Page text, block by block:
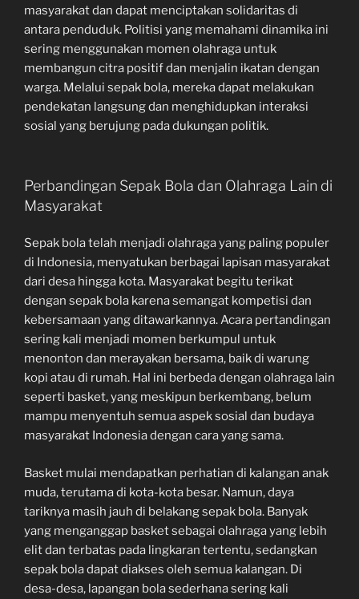
masyarakat dan dapat menciptakan solidaritas di
antara penduduk. Politisi yang memahami dinamika ini
sering menggunakan momen olahraga untuk
membangun citra positif dan menjalin ikatan dengan
warga. Melalui sepak bola, mereka dapat melakukan
pendekatan langsung dan menghidupkan interaksi
sosial yang berujung pada dukungan politik.
Perbandingan Sepak Bola dan Olahraga Lain di
Masyarakat
Sepak bola telah menjadi olahraga yang paling populer
di Indonesia, menyatukan berbagai lapisan masyarakat
dari desa hingga kota. Masyarakat begitu terikat
dengan sepak bola karena semangat kompetisi dan
kebersamaan yang ditawarkannya. Acara pertandingan
sering kali menjadi momen berkumpul untuk
menonton dan merayakan bersama, baik di warung
kopi atau di rumah. Hal ini berbeda dengan olahraga lain
seperti basket, yang meskipun berkembang, belum
mampu menyentuh semua aspek sosial dan budaya
masyarakat Indonesia dengan cara yang sama.
Basket mulai mendapatkan perhatian di kalangan anak
muda, terutama di kota-kota besar. Namun, daya
tariknya masih jauh di belakang sepak bola. Banyak
yang menganggap basket sebagai olahraga yang lebih
elit dan terbatas pada lingkaran tertentu, sedangkan
sepak bola dapat diakses oleh semua kalangan. Di
desa-desa, lapangan bola sederhana sering kali